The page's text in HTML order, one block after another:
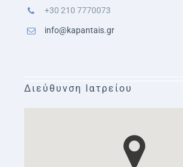
+30 210 7770073
info@kapantais.gr
Διεύθυνση Ιατρείου